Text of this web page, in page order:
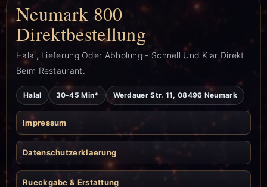
Neumark 800
Direktbestellung
Halal, Lieferung Oder Abholung - Schnell Und Klar Direkt
Beim Restaurant.
Halal 30-45 Min* Werdauer Str. 11, 08496 Neumark
Impressum
Datenschutzerklaerung
Rueckgabe & Erstattung